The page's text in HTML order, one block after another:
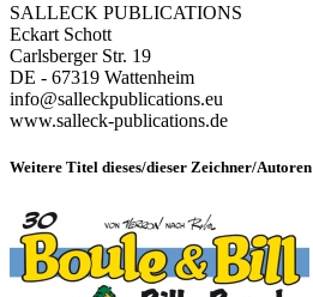
SALLECK PUBLICATIONS
Eckart Schott
Carlsberger Str. 19
DE - 67319 Wattenheim
info@salleckpublications.eu
www.salleck-publications.de
Weitere Titel dieses/dieser Zeichner/Autoren